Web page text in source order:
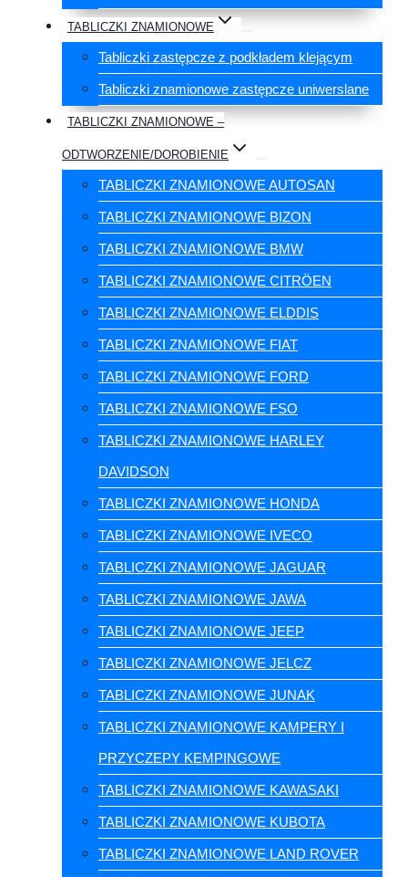
TABLICZKI ZNAMIONOWE
Tabliczki zastępcze z podkładem klejącym
Tabliczki znamionowe zastępcze uniwerslane
TABLICZKI ZNAMIONOWE –
ODTWORZENIE/DOROBIENIE
TABLICZKI ZNAMIONOWE AUTOSAN
TABLICZKI ZNAMIONOWE BIZON
TABLICZKI ZNAMIONOWE BMW
TABLICZKI ZNAMIONOWE CITRÖEN
TABLICZKI ZNAMIONOWE ELDDIS
TABLICZKI ZNAMIONOWE FIAT
TABLICZKI ZNAMIONOWE FORD
TABLICZKI ZNAMIONOWE FSO
TABLICZKI ZNAMIONOWE HARLEY
DAVIDSON
TABLICZKI ZNAMIONOWE HONDA
TABLICZKI ZNAMIONOWE IVECO
TABLICZKI ZNAMIONOWE JAGUAR
TABLICZKI ZNAMIONOWE JAWA
TABLICZKI ZNAMIONOWE JEEP
TABLICZKI ZNAMIONOWE JELCZ
TABLICZKI ZNAMIONOWE JUNAK
TABLICZKI ZNAMIONOWE KAMPERY I
PRZYCZEPY KEMPINGOWE
TABLICZKI ZNAMIONOWE KAWASAKI
TABLICZKI ZNAMIONOWE KUBOTA
TABLICZKI ZNAMIONOWE LAND ROVER